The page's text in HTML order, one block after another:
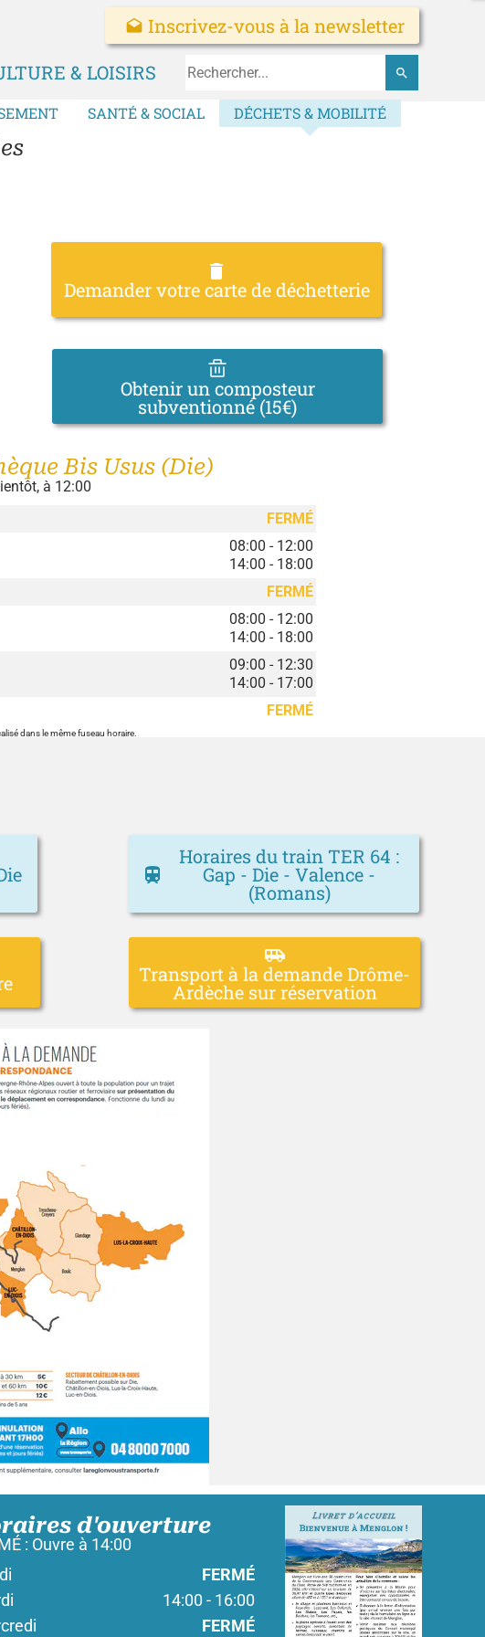
search
SANTÉ & SOCIAL DÉCHETS & MOBILITÉ
& LOISIRS
d'ouverture
: Ouvre à 14:00
FERMÉ
14:00 - 16:00
FERMÉ
drafts Inscrivez-vous à la newsletter
delete
Demander votre carte de déchetterie
Obtenir un composteur
subventionné (15€)
Bis Usus (Die)
à 12:00
FERMÉ
08:00 - 12:00
14:00 - 18:00
FERMÉ
08:00 - 12:00
14:00 - 18:00
09:00 - 12:30
14:00 - 17:00
FERMÉ
dans le même fuseau horaire.
train
Horaires du train TER 64 :
Gap - Die - Valence -
(Romans)
airport_shuttle
Transport à la demande Drôme-
Ardèche sur réservation